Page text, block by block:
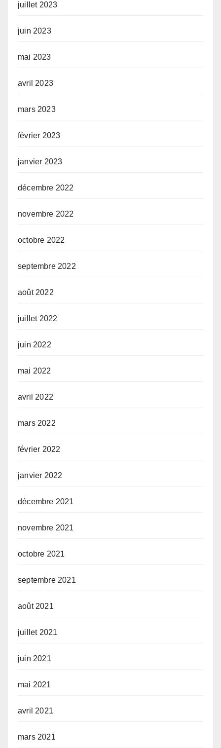
juillet 2023
juin 2023
mai 2023
avril 2023
mars 2023
février 2023
janvier 2023
décembre 2022
novembre 2022
octobre 2022
septembre 2022
août 2022
juillet 2022
juin 2022
mai 2022
avril 2022
mars 2022
février 2022
janvier 2022
décembre 2021
novembre 2021
octobre 2021
septembre 2021
août 2021
juillet 2021
juin 2021
mai 2021
avril 2021
mars 2021